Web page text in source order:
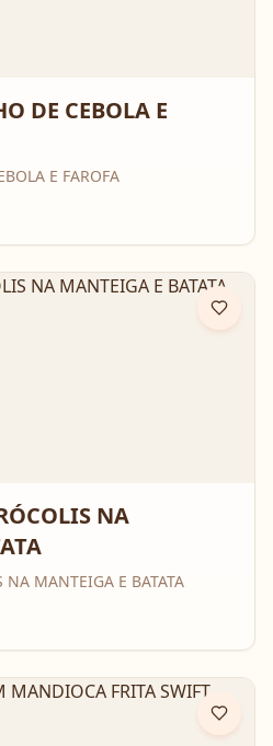
DE CEBOLA E
E FAROFA
NA
NA MANTEIGA E BATATA